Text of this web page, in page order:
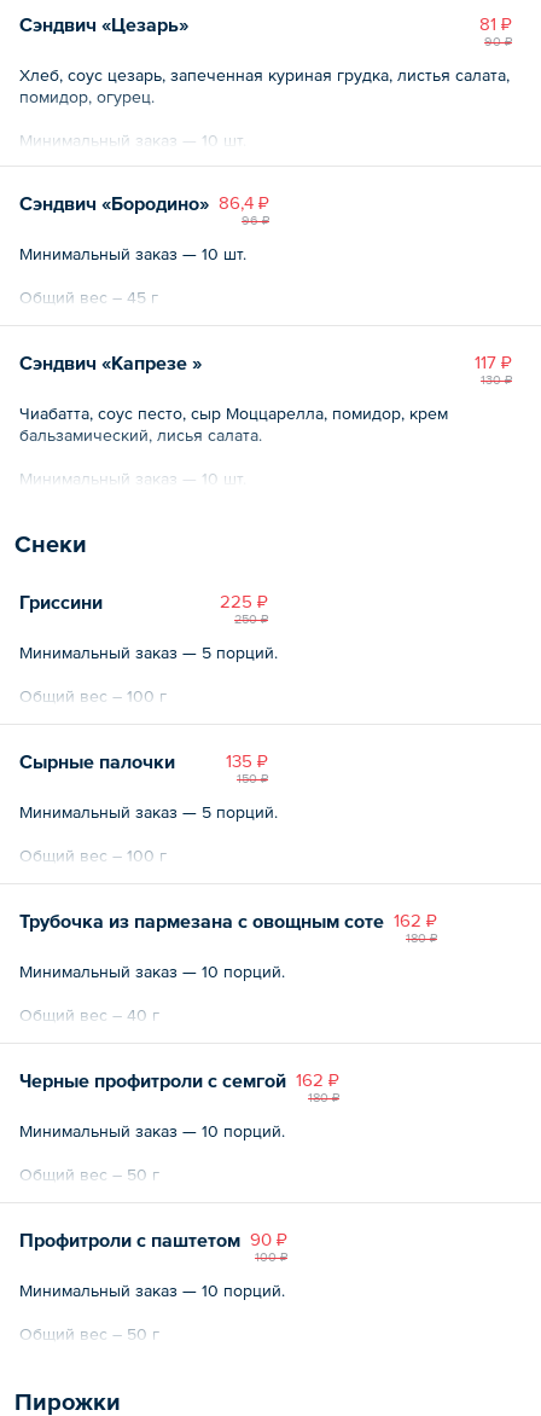
81 ₽
90 ₽
Сэндвич «Цезарь»
Хлеб, соус цезарь, запеченная куриная грудка, листья салата,
помидор, огурец.
Минимальный заказ — 10 шт.
86,4 ₽
96 ₽
Сэндвич «Бородино»
Минимальный заказ — 10 шт.
Общий вес – 45 г
117 ₽
130 ₽
Сэндвич «Капрезе »
Чиабатта, соус песто, сыр Моццарелла, помидор, крем
бальзамический, лисья салата.
Минимальный заказ — 10 шт.
Снеки
225 ₽
250 ₽
Гриссини
Минимальный заказ — 5 порций.
Общий вес – 100 г
135 ₽
150 ₽
Сырные палочки
Минимальный заказ — 5 порций.
Общий вес – 100 г
162 ₽
180 ₽
Трубочка из пармезана с овощным соте
Минимальный заказ — 10 порций.
Общий вес – 40 г
162 ₽
180 ₽
Черные профитроли с семгой
Минимальный заказ — 10 порций.
Общий вес – 50 г
90 ₽
100 ₽
Профитроли с паштетом
Минимальный заказ — 10 порций.
Общий вес – 50 г
Пирожки